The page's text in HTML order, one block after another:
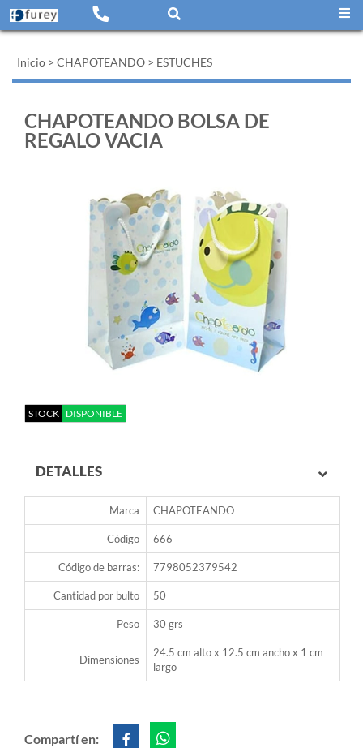
Inicio > CHAPOTEANDO > ESTUCHES
CHAPOTEANDO BOLSA DE
REGALO VACIA
STOCK DISPONIBLE
DETALLES
Marca CHAPOTEANDO
Código 666
Código de barras: 7798052379542
Cantidad por bulto 50
Peso 30 grs
Dimensiones
24.5 cm alto x 12.5 cm ancho x 1 cm
largo
Compartí en: